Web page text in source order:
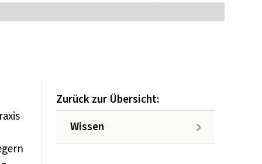
Zurück zur Übersicht:
Wissen